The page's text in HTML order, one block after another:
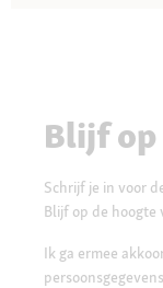
Blijf op
Schrijf je in voor
Blijf op de hoogte
Ik ga ermee